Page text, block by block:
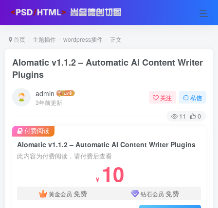
首页 主题插件 wordpress插件 正文
AIomatic v1.1.2 – Automatic AI Content Writer
Plugins
admin
3年前更新
关注 私信
11 0
AIomatic v1.1.2 – Automatic AI Content Writer Plugins
此内容为付费阅读，请付费后查看
￥ 10
黄金会员 免费 钻石会员 免费
付费阅读